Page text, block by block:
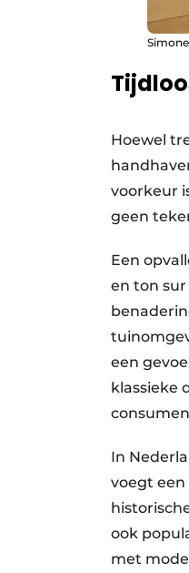
Hoewel
voorkeur
geen
Een
en ton
een
klassieke
In
voegt
ook
met